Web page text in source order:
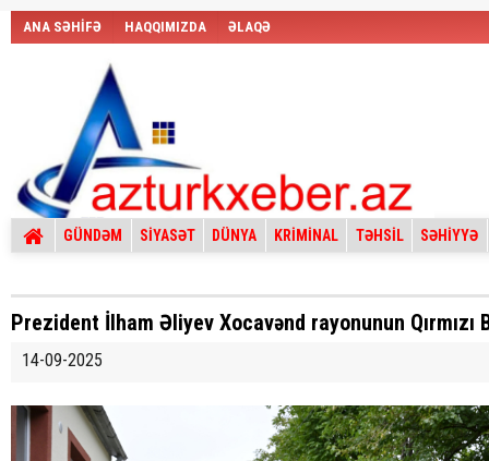
ANA SƏHİFƏ HAQQIMIZDA ƏLAQƏ
GÜNDƏM SİYASƏT DÜNYA KRİMİNAL TƏHSİL SƏHİYYƏ
Prezident İlham Əliyev Xocavənd rayonunun Qırmızı
14-09-2025